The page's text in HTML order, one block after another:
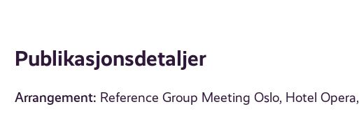
Publikasjonsdetaljer
Arrangement: Reference Group Meeting Oslo, Hotel Opera,